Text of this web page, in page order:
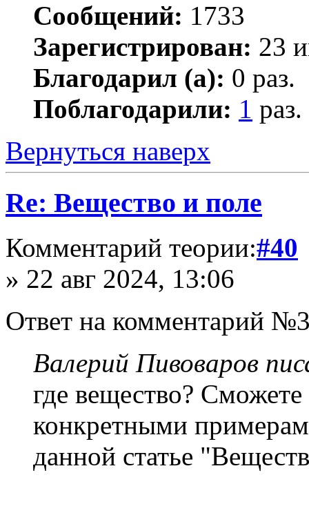
Сообщений: 1733
Зарегистрирован: 23
Благодарил (а): 0 раз.
Поблагодарили: 1 раз.
Вернуться наверх
Re: Вещество и поле
Комментарий теории:#40
» 22 авг 2024, 13:06
Ответ на комментарий
Валерий Пивоваров
где вещество?
конкретными
данной статье